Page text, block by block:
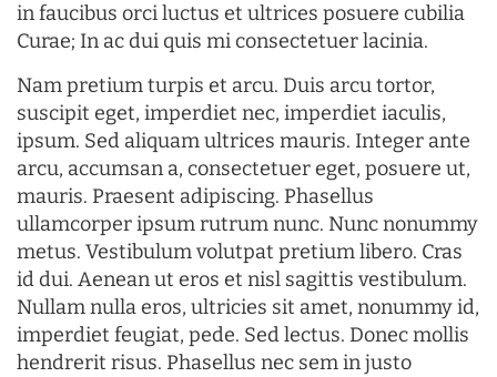
in faucibus orci luctus et ultrices posuere cubilia
Curae; In ac dui quis mi consectetuer lacinia.
Nam pretium turpis et arcu. Duis arcu tortor,
suscipit eget, imperdiet nec, imperdiet iaculis,
ipsum. Sed aliquam ultrices mauris. Integer ante
arcu, accumsan a, consectetuer eget, posuere ut,
mauris. Praesent adipiscing. Phasellus
ullamcorper ipsum rutrum nunc. Nunc nonummy
metus. Vestibulum volutpat pretium libero. Cras
id dui. Aenean ut eros et nisl sagittis vestibulum.
Nullam nulla eros, ultricies sit amet, nonummy id,
imperdiet feugiat, pede. Sed lectus. Donec mollis
hendrerit risus. Phasellus nec sem in justo